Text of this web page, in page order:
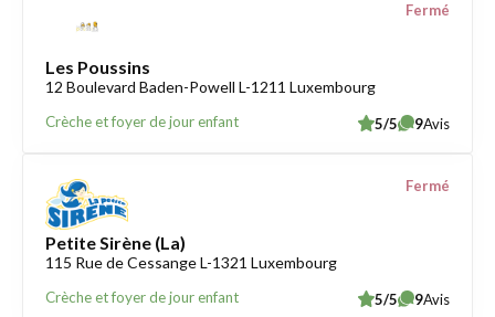
Les Poussins
12 Boulevard Baden-Powell L-1211 Luxembourg
Crèche et foyer de jour enfant
Fermé
5/5 9Avis
Petite Sirène (La)
115 Rue de Cessange L-1321 Luxembourg
Crèche et foyer de jour enfant
Fermé
5/5 9Avis